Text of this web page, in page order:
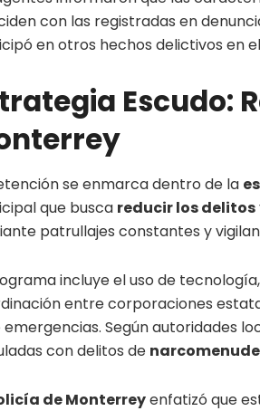
con las registradas en
en otros hechos delictivos en
Escudo:
se enmarca dentro de la
que busca reducir los delitos
patrullajes constantes y
incluye el uso de
entre corporaciones
Según autoridades
con delitos de
de Monterreyenfatizó que